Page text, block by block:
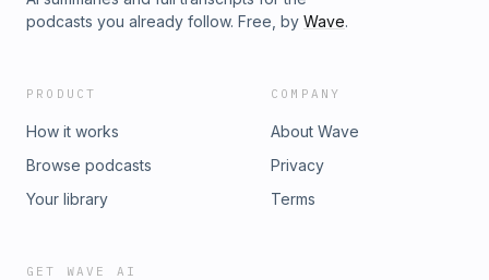
podcasts you already follow. Free, by Wave.
PRODUCT
How it works
Browse podcasts
Your library
COMPANY
About Wave
Privacy
Terms
GET WAVE AI